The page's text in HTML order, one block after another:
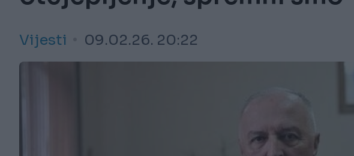
Vijesti 09.02.26. 20:22